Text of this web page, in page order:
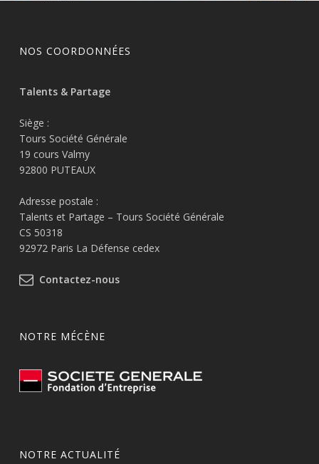
NOS COORDONNÉES
Talents & Partage
Siège :
Tours Société Générale
19 cours Valmy
92800 PUTEAUX
Adresse postale :
Talents et Partage – Tours Société Générale
CS 50318
92972 Paris La Défense cedex
Contactez-nous
NOTRE MÉCÈNE
NOTRE ACTUALITÉ